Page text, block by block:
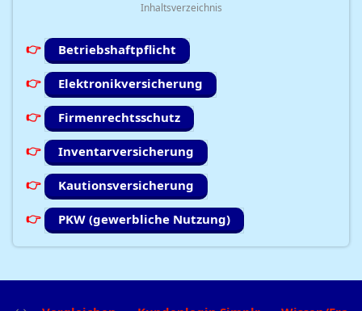
Inhaltsverzeichnis
Betriebshaftpflicht
Elektronikversicherung
Firmenrechtsschutz
Inventarversicherung
Kautionsversicherung
PKW (gewerbliche Nutzung)